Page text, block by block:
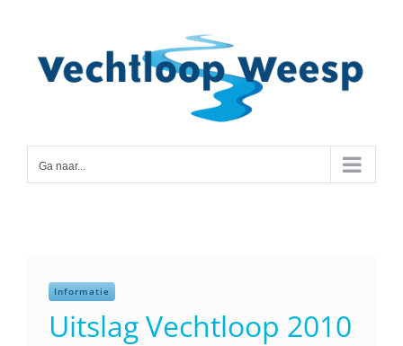
inhoud
Ga naar...
Informatie
Uitslag Vechtloop 2010